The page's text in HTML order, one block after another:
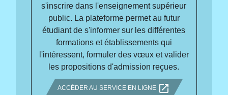
s'inscrire dans l'enseignement supérieur
public. La plateforme permet au futur
étudiant de s'informer sur les différentes
formations et établissements qui
l'intéressent, formuler des vœux et valider
les propositions d'admission reçues.
ACCÉDER AU SERVICE EN LIGNE open_in_new